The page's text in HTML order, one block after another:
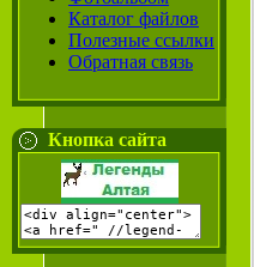
Каталог файлов
Полезные ссылки
Обратная связь
Кнопка сайта